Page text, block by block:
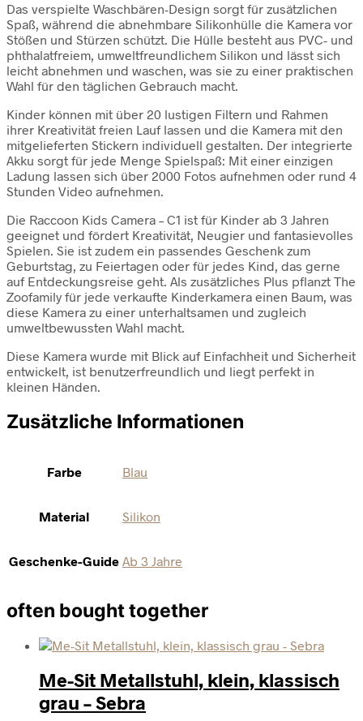
Das verspielte Waschbären-Design sorgt für zusätzlichen
Spaß, während die abnehmbare Silikonhülle die Kamera vor
Stößen und Stürzen schützt. Die Hülle besteht aus PVC- und
phthalatfreiem, umweltfreundlichem Silikon und lässt sich
leicht abnehmen und waschen, was sie zu einer praktischen
Wahl für den täglichen Gebrauch macht.
Kinder können mit über 20 lustigen Filtern und Rahmen
ihrer Kreativität freien Lauf lassen und die Kamera mit den
mitgelieferten Stickern individuell gestalten. Der integrierte
Akku sorgt für jede Menge Spielspaß: Mit einer einzigen
Ladung lassen sich über 2000 Fotos aufnehmen oder rund 4
Stunden Video aufnehmen.
Die Raccoon Kids Camera – C1 ist für Kinder ab 3 Jahren
geeignet und fördert Kreativität, Neugier und fantasievolles
Spielen. Sie ist zudem ein passendes Geschenk zum
Geburtstag, zu Feiertagen oder für jedes Kind, das gerne
auf Entdeckungsreise geht. Als zusätzliches Plus pflanzt The
Zoofamily für jede verkaufte Kinderkamera einen Baum, was
diese Kamera zu einer unterhaltsamen und zugleich
umweltbewussten Wahl macht.
Diese Kamera wurde mit Blick auf Einfachheit und Sicherheit
entwickelt, ist benutzerfreundlich und liegt perfekt in
kleinen Händen.
Zusätzliche Informationen
Farbe Blau
Material Silikon
Geschenke-Guide Ab 3 Jahre
often bought together
Me-Sit Metallstuhl, klein, klassisch
grau – Sebra